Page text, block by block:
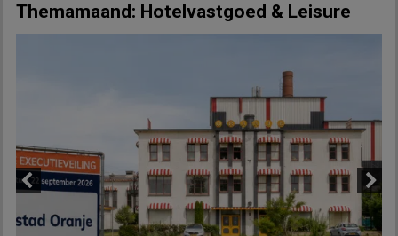
Themamaand: Hotelvastgoed & Leisure
Next